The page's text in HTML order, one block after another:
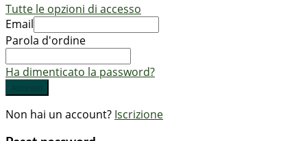
Tutte le opzioni di accesso
Email
Parola d'ordine
Ha dimenticato la password?
Non hai un account? Iscrizione